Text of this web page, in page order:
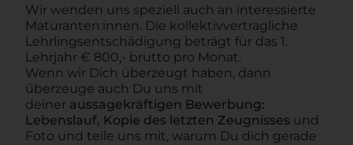
Wir wenden uns speziell auch an interessierte
Maturanten:innen. Die kollektivvertragliche
Lehrlingsentschädigung beträgt für das 1.
Lehrjahr € 800,- brutto pro Monat.
Wenn wir Dich überzeugt haben, dann
überzeuge auch Du uns mit
deiner aussagekräftigen Bewerbung:
Lebenslauf, Kopie des letzten Zeugnisses und
Foto und teile uns mit, warum Du dich gerade